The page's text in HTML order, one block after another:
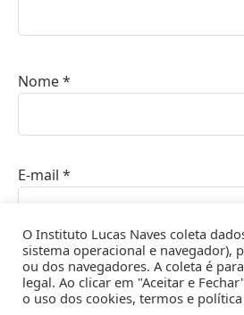
Nome*
E-mail *
Site
O Instituto Lucas Naves coleta
sistema operacional e navegador),
ou dos navegadores. A coleta é
legal. Ao clicar em "Aceitar e
o uso dos cookies, termos e